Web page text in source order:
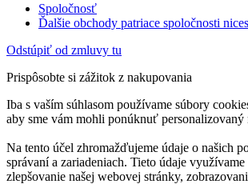
Spoločnosť
Ďalšie obchody patriace spoločnosti
Odstúpiť od zmluvy tu
Prispôsobte si zážitok z nakupovania
Iba s vaším súhlasom používame súbory
aby sme vám mohli ponúknuť personalizovaný
Na tento účel zhromažďujeme údaje o našich
správaní a zariadeniach. Tieto údaje využívame
zlepšovanie našej webovej stránky,